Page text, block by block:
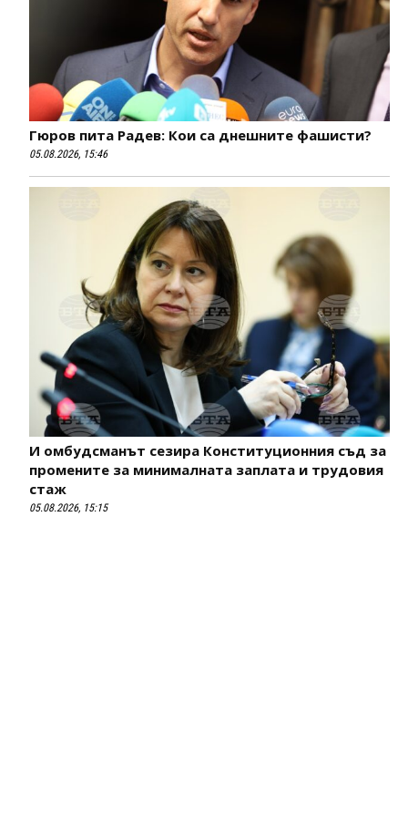
Гюров пита Радев: Кои са днешните фашисти?
05.08.2026, 15:46
И омбудсманът сезира Конституционния съд за
промените за минималната заплата и трудовия
стаж
05.08.2026, 15:15